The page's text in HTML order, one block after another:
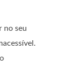
no seu